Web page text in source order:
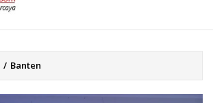
/ Banten